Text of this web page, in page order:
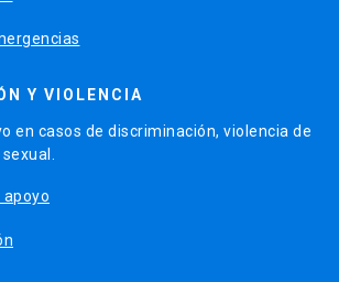
Y VIOLENCIA
en casos de discriminación, violencia de